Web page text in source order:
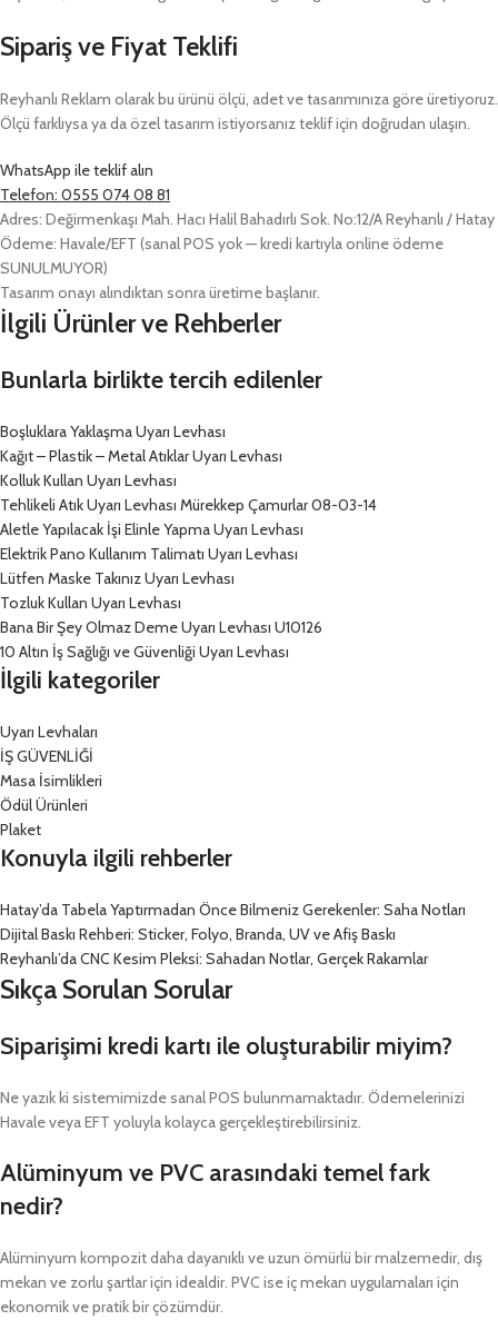
Sipariş ve Fiyat Teklifi
Reyhanlı Reklam olarak bu ürünü ölçü, adet ve tasarımınıza göre üretiyoruz.
Ölçü farklıysa ya da özel tasarım istiyorsanız teklif için doğrudan ulaşın.
WhatsApp ile teklif alın
Telefon: 0555 074 08 81
Adres: Değirmenkaşı Mah. Hacı Halil Bahadırlı Sok. No:12/A Reyhanlı / Hatay
Ödeme: Havale/EFT (sanal POS yok — kredi kartıyla online ödeme
SUNULMUYOR)
Tasarım onayı alındıktan sonra üretime başlanır.
İlgili Ürünler ve Rehberler
Bunlarla birlikte tercih edilenler
Boşluklara Yaklaşma Uyarı Levhası
Kağıt – Plastik – Metal Atıklar Uyarı Levhası
Kolluk Kullan Uyarı Levhası
Tehlikeli Atık Uyarı Levhası Mürekkep Çamurlar 08-03-14
Aletle Yapılacak İşi Elinle Yapma Uyarı Levhası
Elektrik Pano Kullanım Talimatı Uyarı Levhası
Lütfen Maske Takınız Uyarı Levhası
Tozluk Kullan Uyarı Levhası
Bana Bir Şey Olmaz Deme Uyarı Levhası U10126
10 Altın İş Sağlığı ve Güvenliği Uyarı Levhası
İlgili kategoriler
Uyarı Levhaları
İŞ GÜVENLİĞİ
Masa İsimlikleri
Ödül Ürünleri
Plaket
Konuyla ilgili rehberler
Hatay’da Tabela Yaptırmadan Önce Bilmeniz Gerekenler: Saha Notları
Dijital Baskı Rehberi: Sticker, Folyo, Branda, UV ve Afiş Baskı
Reyhanlı’da CNC Kesim Pleksi: Sahadan Notlar, Gerçek Rakamlar
Sıkça Sorulan Sorular
Siparişimi kredi kartı ile oluşturabilir miyim?
Ne yazık ki sistemimizde sanal POS bulunmamaktadır. Ödemelerinizi
Havale veya EFT yoluyla kolayca gerçekleştirebilirsiniz.
Alüminyum ve PVC arasındaki temel fark
nedir?
Alüminyum kompozit daha dayanıklı ve uzun ömürlü bir malzemedir, dış
mekan ve zorlu şartlar için idealdir. PVC ise iç mekan uygulamaları için
ekonomik ve pratik bir çözümdür.